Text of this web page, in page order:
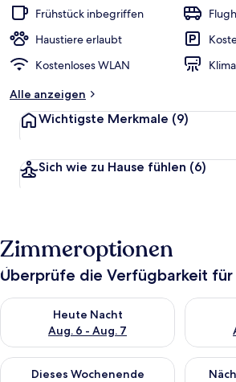
Frühstück inbegriffen
Haustiere erlaubt
Kostenloses WLAN
Alle anzeigen
Wichtigste Merkmale (9)
Sich wie zu Hause fühlen (6)
Zimmeroptionen
Überprüfe die Verfügbarkeit
Heute Nacht
Aug. 6 - Aug. 7
Überprüfe die Verfügbarkeit für heute
Dieses Wochenende
Überprüfe die Verfügbarkeit für dieses